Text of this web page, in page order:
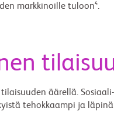
markkinoille tuloon⁴.
äärellä.
tehokkaampi ja